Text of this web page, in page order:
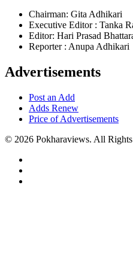
Chairman: Gita Adhikari
Executive Editor : Tanka
Editor: Hari Prasad
Reporter : Anupa Adhikari
Advertisements
Post an Add
Adds Renew
Price of Advertisements
© 2026 Pokharaviews. All Rights